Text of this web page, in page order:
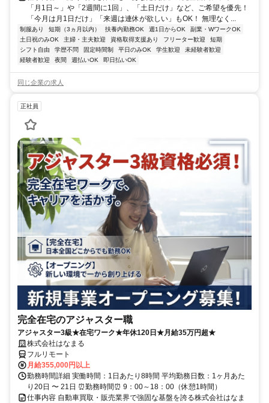
「月1日～」や「2週間に1回」、「土日だけ」など、ご希望を優先！
「今月は月1日だけ」「来週は連休が欲しい」もOK！ 無理なく...
制服あり 短期（3ヵ月以内） 扶養内勤務OK 週1日からOK
副業・WワークOK
土日祝のみOK
主婦・主夫歓迎 資格取得支援あり フリーター歓迎
短期
シフト自由
学歴不問 固定時間制 平日のみOK 学生歓迎
未経験者歓迎
経験者歓迎
夜間 週払いOK 即日払いOK
同じ企業の求人
正社員
完全在宅のアジャスター職
アジャスター3級★在宅ワーク★年休120日★月給35万円超★
株式会社はなまる
フルリモート
月給355,000円以上
勤務時間詳細 実働時間：1日あたり8時間 平均勤務日数：1ヶ月あた
り20日 〜 21日 ⏰勤務時間⏰ 9：00～18：00（休憩1時間）
仕事内容 自動車買取・販売業界で強固な基盤を誇る株式会社はなま